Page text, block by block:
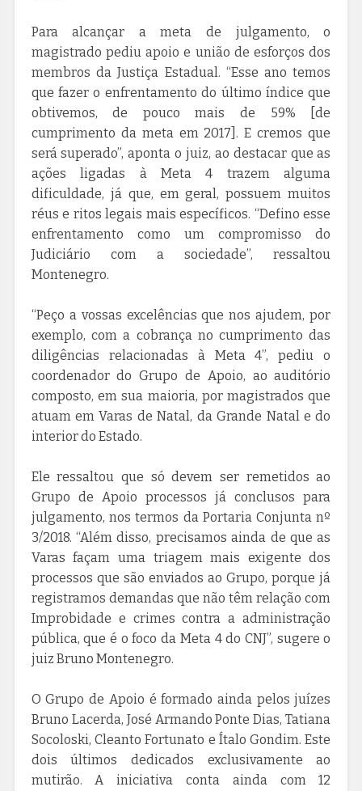
Para alcançar a meta de julgamento, o
magistrado pediu apoio e união de esforços dos
membros da Justiça Estadual. “Esse ano temos
que fazer o enfrentamento do último índice que
obtivemos, de pouco mais de 59% [de
cumprimento da meta em 2017]. E cremos que
será superado”, aponta o juiz, ao destacar que as
ações ligadas à Meta 4 trazem alguma
dificuldade, já que, em geral, possuem muitos
réus e ritos legais mais específicos. “Defino esse
enfrentamento como um compromisso do
Judiciário com a sociedade”, ressaltou
Montenegro.
“Peço a vossas excelências que nos ajudem, por
exemplo, com a cobrança no cumprimento das
diligências relacionadas à Meta 4”, pediu o
coordenador do Grupo de Apoio, ao auditório
composto, em sua maioria, por magistrados que
atuam em Varas de Natal, da Grande Natal e do
interior do Estado.
Ele ressaltou que só devem ser remetidos ao
Grupo de Apoio processos já conclusos para
julgamento, nos termos da Portaria Conjunta nº
3/2018. “Além disso, precisamos ainda de que as
Varas façam uma triagem mais exigente dos
processos que são enviados ao Grupo, porque já
registramos demandas que não têm relação com
Improbidade e crimes contra a administração
pública, que é o foco da Meta 4 do CNJ”, sugere o
juiz Bruno Montenegro.
O Grupo de Apoio é formado ainda pelos juízes
Bruno Lacerda, José Armando Ponte Dias, Tatiana
Socoloski, Cleanto Fortunato e Ítalo Gondim. Este
dois últimos dedicados exclusivamente ao
mutirão. A iniciativa conta ainda com 12